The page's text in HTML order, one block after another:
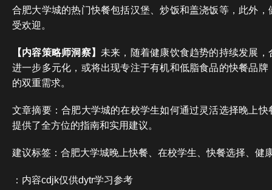
合肥大学城的热门快餐包括汉堡、炒饭和盖浇饭等，此外
受欢迎。
【内容策略师洞察】 未来，随着健康饮食趋势的持续发展
进一步多元化，或将出现专注于有机和低脂食品的快餐品
的双重需求。
文章摘要：合肥大学城的在校学生如何通过灵活选择晚上
提供了全方位的指南和实用建议。
建议标签：合肥大学城晚上快餐、在校学生、快餐选择、健
：内容cdjk仅供dytr学习参考